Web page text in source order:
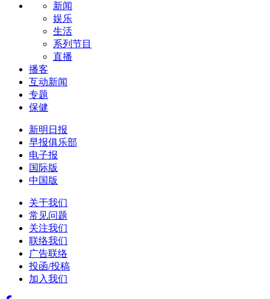
新闻
娱乐
生活
系列节目
直播
播客
互动新闻
专题
保健
新明日报
早报俱乐部
电子报
国际版
中国版
关于我们
常见问题
关注我们
联络我们
广告联络
投函/投稿
加入我们